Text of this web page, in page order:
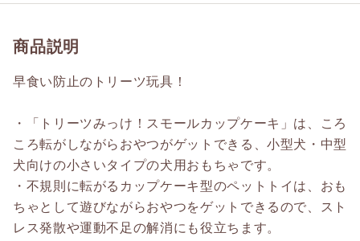
商品説明
早食い防止のトリーツ玩具！
・「トリーツみっけ！スモールカップケーキ」は、ころ
ころ転がしながらおやつがゲットできる、小型犬・中型
犬向けの小さいタイプの犬用おもちゃです。
・不規則に転がるカップケーキ型のペットトイは、おも
ちゃとして遊びながらおやつをゲットできるので、スト
レス発散や運動不足の解消にも役立ちます。